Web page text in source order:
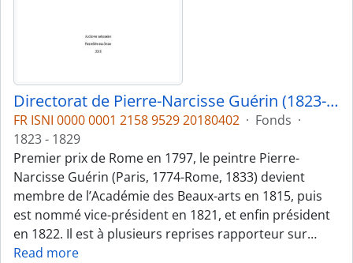
Directorat de Pierre-Narcisse Guérin (1823-1828)
FR ISNI 0000 0001 2158 9529 20180402 · Fonds ·
1823 - 1829
Premier prix de Rome en 1797, le peintre Pierre-
Narcisse Guérin (Paris, 1774-Rome, 1833) devient
membre de l’Académie des Beaux-arts en 1815, puis
est nommé vice-président en 1821, et enfin président
en 1822. Il est à plusieurs reprises rapporteur sur…
Read more